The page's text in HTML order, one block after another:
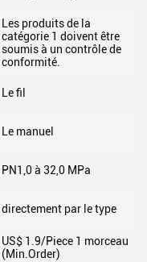
Les produits de la
catégorie 1 doivent être
soumis à un contrôle de
conformité.
Le fil
Le manuel
PN1,0 à 32,0 MPa
directement par le type
US$ 1.9/Piece 1 morceau
(Min.Order)